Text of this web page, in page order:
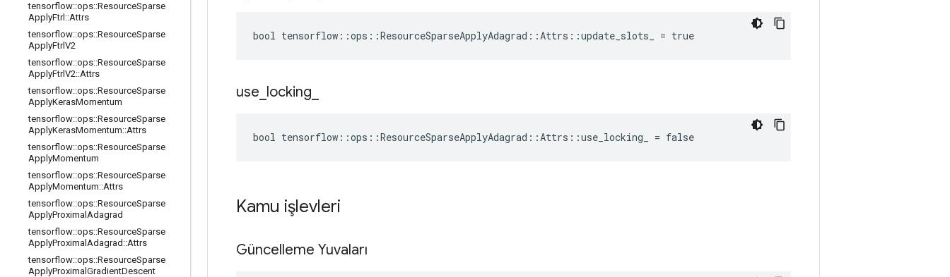
tensorflow::ops::ResourceSparse
ApplyFtrl ::Attrs
tensorflow::ops::ResourceSparse
ApplyFtrlV2
tensorflow::ops::ResourceSparse
ApplyFtrlV2::Attrs
tensorflow::ops::ResourceSparse
ApplyKerasMomentum
tensorflow::ops::ResourceSparse
ApplyKerasMomentum::Attrs
tensorflow::ops::ResourceSparse
ApplyMomentum
tensorflow::ops::ResourceSparse
ApplyMomentum::Attrs
tensorflow::ops::ResourceSparse
ApplyProximal Adagrad
tensorflow::ops::ResourceSparse
ApplyProximal Adagrad ::Attrs
tensorflow::ops::ResourceSparse
ApplyProximal GradientDescent
bool tensorflow::ops::ResourceSparseApplyAdagrad::Attrs::update_slots_ = true
use locking
bool tensorflow::ops::ResourceSparseApplyAdagrad::Attrs::use_locking_ = false
Kamu işlevleri
Güncelleme Yuvaları